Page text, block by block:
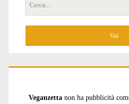
per:
Veganzetta non ha pubblicità